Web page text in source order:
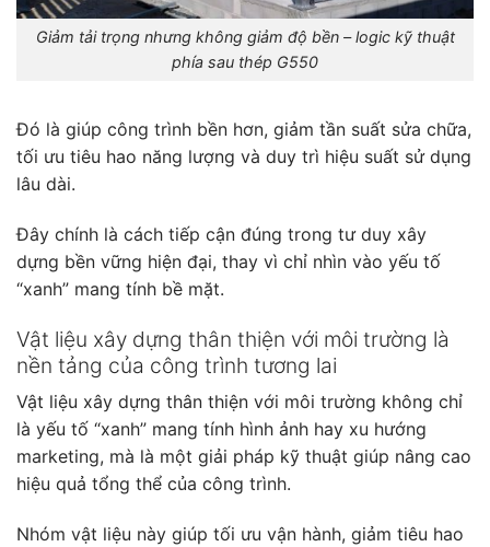
Giảm tải trọng nhưng không giảm độ bền – logic kỹ thuật
phía sau thép G550
Đó là giúp công trình bền hơn, giảm tần suất sửa chữa,
tối ưu tiêu hao năng lượng và duy trì hiệu suất sử dụng
lâu dài.
Đây chính là cách tiếp cận đúng trong tư duy xây
dựng bền vững hiện đại, thay vì chỉ nhìn vào yếu tố
“xanh” mang tính bề mặt.
Vật liệu xây dựng thân thiện với môi trường là
nền tảng của công trình tương lai
Vật liệu xây dựng thân thiện với môi trường không chỉ
là yếu tố “xanh” mang tính hình ảnh hay xu hướng
marketing, mà là một giải pháp kỹ thuật giúp nâng cao
hiệu quả tổng thể của công trình.
Nhóm vật liệu này giúp tối ưu vận hành, giảm tiêu hao